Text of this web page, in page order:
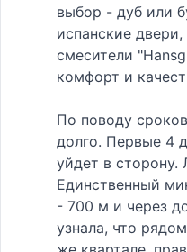
выбор - дуб или
испанские двери,
смесители
комфорт и
По поводу
долго. Первые 4
уйдет в сторону.
Единственный
- 700 м и через
узнала, что